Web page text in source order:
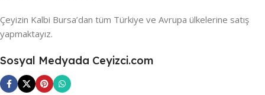
Çeyizin Kalbi Bursa’dan tüm Türkiye ve Avrupa ülkelerine satış
yapmaktayız.
Sosyal Medyada Ceyizci.com